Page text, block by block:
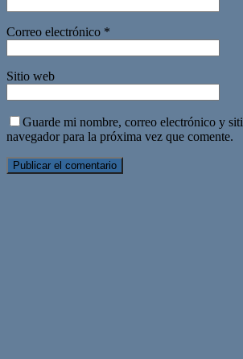
Correo electrónico *
Sitio web
Guarde mi nombre, correo electrónico y
navegador para la próxima vez que comente.